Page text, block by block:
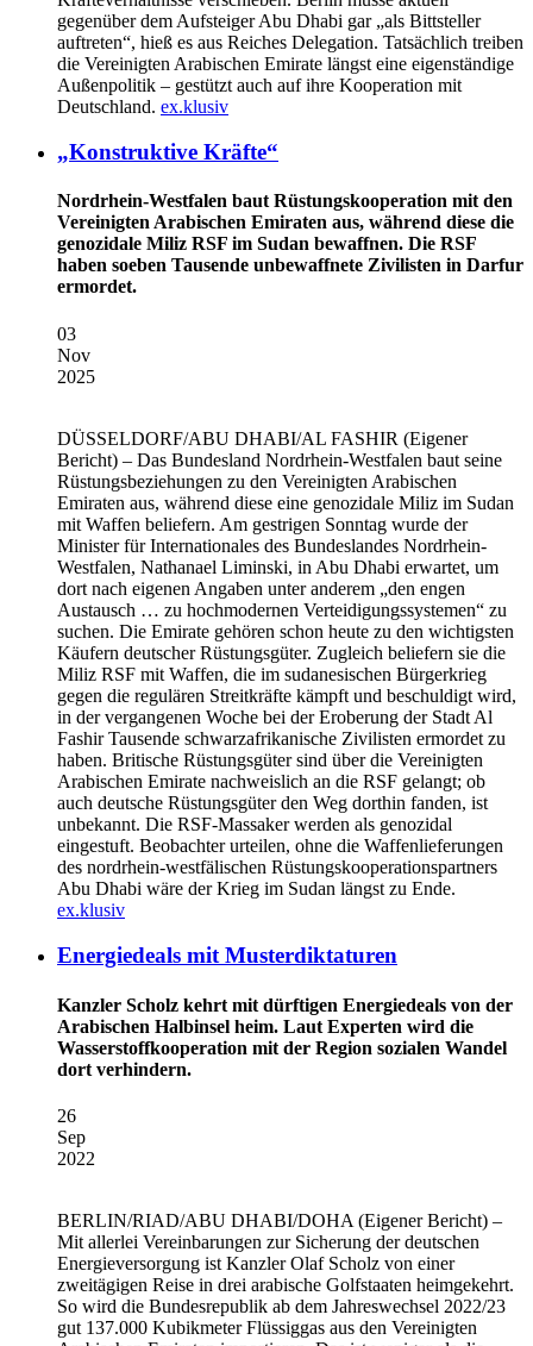
gegenüber dem Aufsteiger Abu Dhabi gar „als Bittsteller
auftreten“, hieß es aus Reiches Delegation. Tatsächlich treiben
die Vereinigten Arabischen Emirate längst eine eigenständige
Außenpolitik – gestützt auch auf ihre Kooperation mit
Deutschland. ex.klusiv
„Konstruktive Kräfte“
Nordrhein-Westfalen baut Rüstungskooperation mit den
Vereinigten Arabischen Emiraten aus, während diese die
genozidale Miliz RSF im Sudan bewaffnen. Die RSF
haben soeben Tausende unbewaffnete Zivilisten in Darfur
ermordet.
03
Nov
2025
DÜSSELDORF/ABU DHABI/AL FASHIR (Eigener
Bericht) – Das Bundesland Nordrhein-Westfalen baut seine
Rüstungsbeziehungen zu den Vereinigten Arabischen
Emiraten aus, während diese eine genozidale Miliz im Sudan
mit Waffen beliefern. Am gestrigen Sonntag wurde der
Minister für Internationales des Bundeslandes Nordrhein-
Westfalen, Nathanael Liminski, in Abu Dhabi erwartet, um
dort nach eigenen Angaben unter anderem „den engen
Austausch … zu hochmodernen Verteidigungssystemen“ zu
suchen. Die Emirate gehören schon heute zu den wichtigsten
Käufern deutscher Rüstungsgüter. Zugleich beliefern sie die
Miliz RSF mit Waffen, die im sudanesischen Bürgerkrieg
gegen die regulären Streitkräfte kämpft und beschuldigt wird,
in der vergangenen Woche bei der Eroberung der Stadt Al
Fashir Tausende schwarzafrikanische Zivilisten ermordet zu
haben. Britische Rüstungsgüter sind über die Vereinigten
Arabischen Emirate nachweislich an die RSF gelangt; ob
auch deutsche Rüstungsgüter den Weg dorthin fanden, ist
unbekannt. Die RSF-Massaker werden als genozidal
eingestuft. Beobachter urteilen, ohne die Waffenlieferungen
des nordrhein-westfälischen Rüstungskooperationspartners
Abu Dhabi wäre der Krieg im Sudan längst zu Ende.
ex.klusiv
Energiedeals mit Musterdiktaturen
Kanzler Scholz kehrt mit dürftigen Energiedeals von der
Arabischen Halbinsel heim. Laut Experten wird die
Wasserstoffkooperation mit der Region sozialen Wandel
dort verhindern.
26
Sep
2022
BERLIN/RIAD/ABU DHABI/DOHA (Eigener Bericht) –
Mit allerlei Vereinbarungen zur Sicherung der deutschen
Energieversorgung ist Kanzler Olaf Scholz von einer
zweitägigen Reise in drei arabische Golfstaaten heimgekehrt.
So wird die Bundesrepublik ab dem Jahreswechsel 2022/23
gut 137.000 Kubikmeter Flüssiggas aus den Vereinigten